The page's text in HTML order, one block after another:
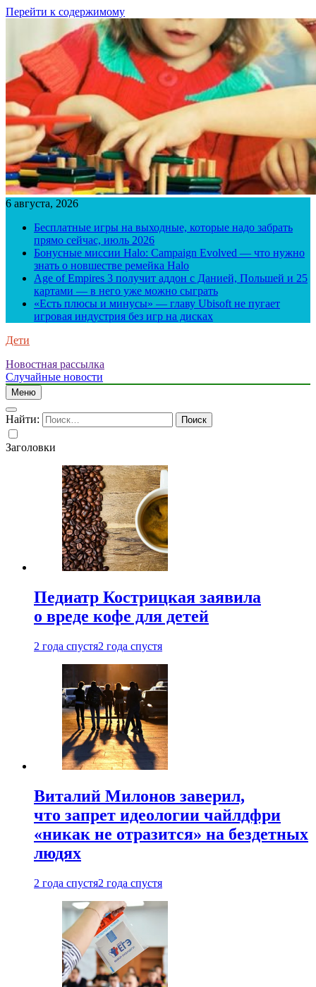
Перейти к содержимому
6 августа, 2026
Бесплатные игры на выходные, которые надо забрать
прямо сейчас, июль 2026
Бонусные миссии Halo: Campaign Evolved — что нужно
знать о новшестве ремейка Halo
Age of Empires 3 получит аддон с Данией, Польшей и 25
картами — в него уже можно сыграть
«Есть плюсы и минусы» — главу Ubisoft не пугает
игровая индустрия без игр на дисках
Дети
Новостная рассылка
Случайные новости
Меню
Найти:
Заголовки
Педиатр Кострицкая заявила
о вреде кофе для детей
2 года спустя2 года спустя
Виталий Милонов заверил,
что запрет идеологии чайлдфри
«никак не отразится» на бездетных
людях
2 года спустя2 года спустя